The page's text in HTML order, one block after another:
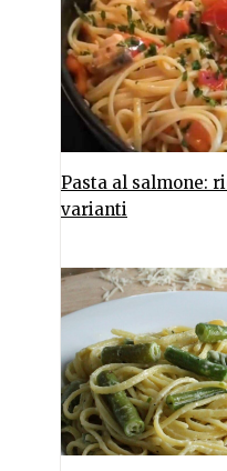
Pasta al salmone:
varianti